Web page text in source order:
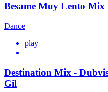
Besame Muy Lento Mix
Dance
play
Destination Mix -
Gil